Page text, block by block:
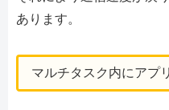
あります。
マルチタスク内にアプ